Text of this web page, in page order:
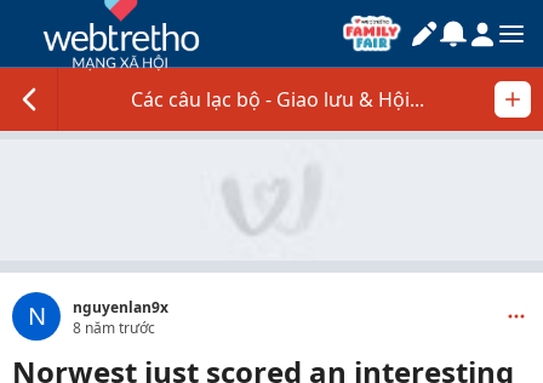
Các câu lạc bộ - Giao lưu & Hội...
N
nguyenlan9x
8 năm trước
Norwest just scored an interesting